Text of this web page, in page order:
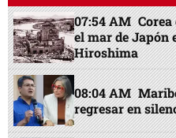
07:54 AM
el mar de Japón
Hiroshima
08:04 AM
regresar en